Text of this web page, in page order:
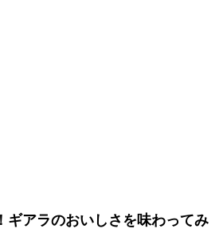
ギアラのおいしさを味わってみ